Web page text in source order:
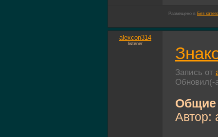
Размещено в Без
alexcon314
listener
Запись от
Общие
Автор: